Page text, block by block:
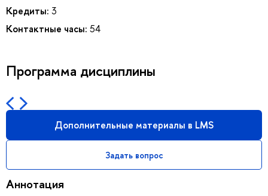
Кредиты: 3
Контактные часы: 54
Программа дисциплины
Дополнительные материалы в LMS
Задать вопрос
Аннотация